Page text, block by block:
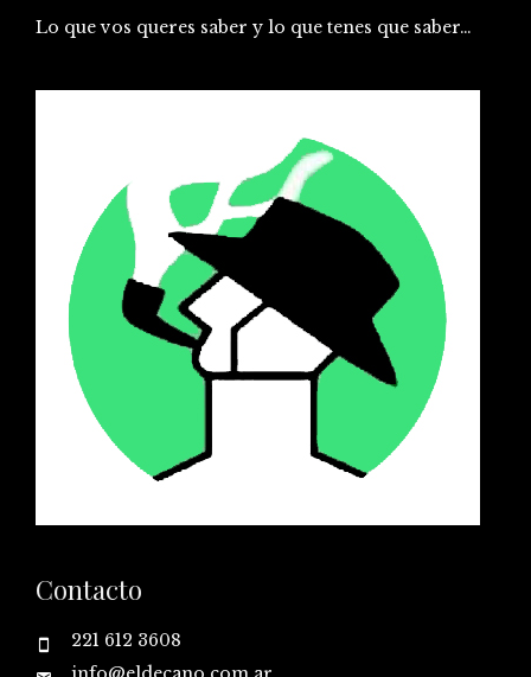
Lo que vos queres saber y lo que tenes que saber…
Contacto
221 612 3608